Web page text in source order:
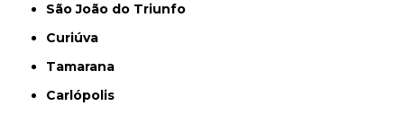
São João do Triunfo
Curiúva
Tamarana
Carlópolis